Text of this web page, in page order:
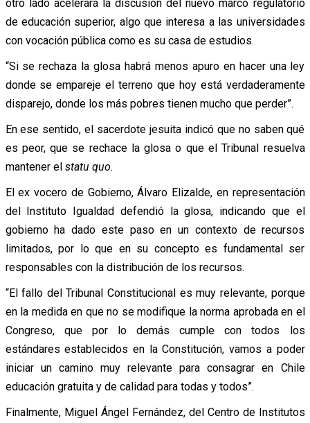
otro lado acelerará la discusión del nuevo marco regulatorio
de educación superior, algo que interesa a las universidades
con vocación pública como es su casa de estudios.
“Si se rechaza la glosa habrá menos apuro en hacer una ley
donde se empareje el terreno que hoy está verdaderamente
disparejo, donde los más pobres tienen mucho que perder”.
En ese sentido, el sacerdote jesuita indicó que no saben qué
es peor, que se rechace la glosa o que el Tribunal resuelva
mantener el statu quo.
El ex vocero de Gobierno, Álvaro Elizalde, en representación
del Instituto Igualdad defendió la glosa, indicando que el
gobierno ha dado este paso en un contexto de recursos
limitados, por lo que en su concepto es fundamental ser
responsables con la distribución de los recursos.
“El fallo del Tribunal Constitucional es muy relevante, porque
en la medida en que no se modifique la norma aprobada en el
Congreso, que por lo demás cumple con todos los
estándares establecidos en la Constitución, vamos a poder
iniciar un camino muy relevante para consagrar en Chile
educación gratuita y de calidad para todas y todos”.
Finalmente, Miguel Ángel Fernández, del Centro de Institutos